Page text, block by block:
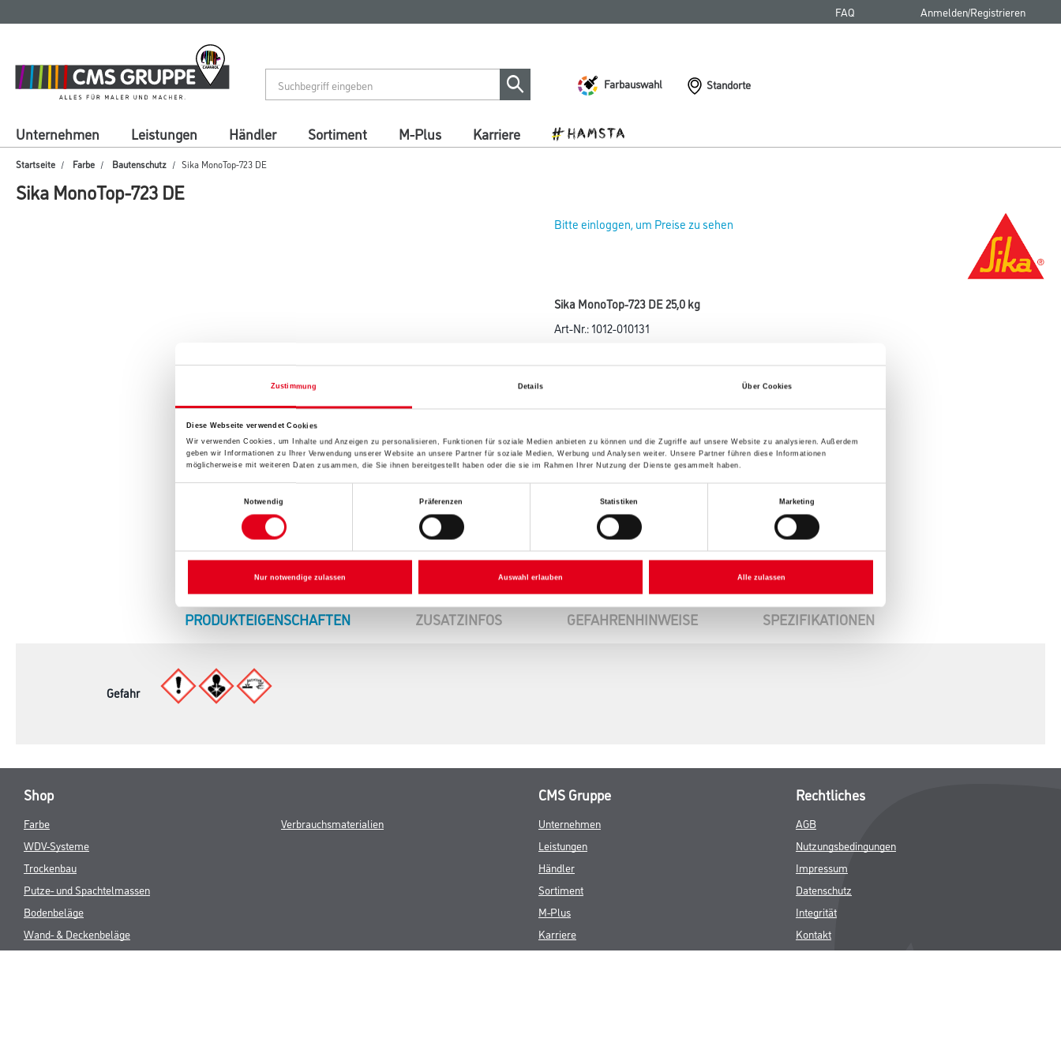
Zustimmung Details Über Cookies
Diese Webseite verwendet Cookies
Wir verwenden Cookies, um Inhalte und Anzeigen zu personalisieren, Funktionen für soziale Medien anbieten zu können und die Zugriffe auf unsere Website zu analysieren. Außerdem
geben wir Informationen zu Ihrer Verwendung unserer Website an unsere Partner für soziale Medien, Werbung und Analysen weiter. Unsere Partner führen diese Informationen
möglicherweise mit weiteren Daten zusammen, die Sie ihnen bereitgestellt haben oder die sie im Rahmen Ihrer Nutzung der Dienste gesammelt haben.
Notwendig
Präferenzen Statistiken Marketing
Nur notwendige zulassen Auswahl erlauben Alle zulassen
springen
springen
FAQ Anmelden/Registrieren
Farbauswahl Standorte
Unternehmen Leistungen Händler Sortiment M-Plus Karriere
Startseite Farbe Bautenschutz Sika MonoTop-723 DE
Sika MonoTop-723 DE
Bitte einloggen, um Preise zu sehen
Sika MonoTop-723 DE 25,0 kg
Art-Nr.:1012-010131
Umrechnungsfaktoren
CURRENT
PRODUKTEIGENSCHAFTEN ZUSATZINFOS GEFAHRENHINWEISE SPEZIFIKATIONEN
Gefahr
Shop
Farbe
WDV-Systeme
Trockenbau
Putze- und Spachtelmassen
Bodenbeläge
Wand- & Deckenbeläge
Verbrauchsmaterialien
CMS Gruppe
Unternehmen
Leistungen
Händler
Sortiment
M-Plus
Karriere
Rechtliches
AGB
Nutzungsbedingungen
Impressum
Datenschutz
Integrität
Kontakt